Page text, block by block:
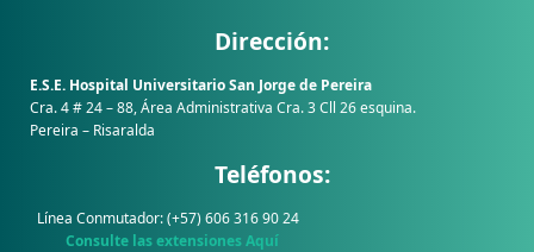
Dirección:
E.S.E. Hospital Universitario San Jorge de Pereira
Cra. 4 # 24 – 88, Área Administrativa Cra. 3 Cll 26 esquina.
Pereira – Risaralda
Teléfonos:
Línea Conmutador: (+57) 606 316 90 24
Consulte las extensiones Aquí